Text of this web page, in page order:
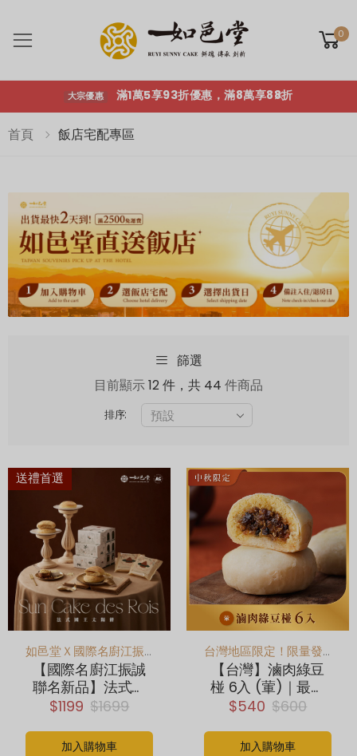
Toggle mobile menu
0
大宗優惠 滿1萬5享93折優惠，滿8萬享88折
首頁 飯店宅配專區
篩選
目前顯示12 件，共 44 件商品
排序:
送禮首選
如邑堂Ｘ國際名廚江振誠聯名新品
【國際名廚江振誠
聯名新品】法式國
王太陽餅禮盒6入
$1199 $1699
加入購物車
台灣地區限定！限量發售，喜歡綠豆椪的絕對不能錯過！
【台灣】滷肉綠豆
椪 6入 (葷)｜最後
出貨日9/4
$540 $600
加入購物車